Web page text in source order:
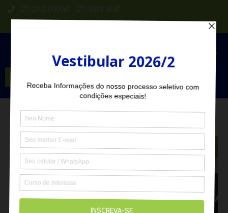
(27) 2102-6000 (27) 98118-4047